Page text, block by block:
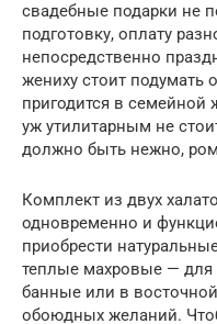
свадебные подарки не
подготовку, оплату
непосредственно
жениху стоит подумать
пригодится в семейной
уж утилитарным не
должно быть нежно,
Комплект из двух
одновременно и
приобрести
теплые махровые — для
банные или в
обоюдных желаний.